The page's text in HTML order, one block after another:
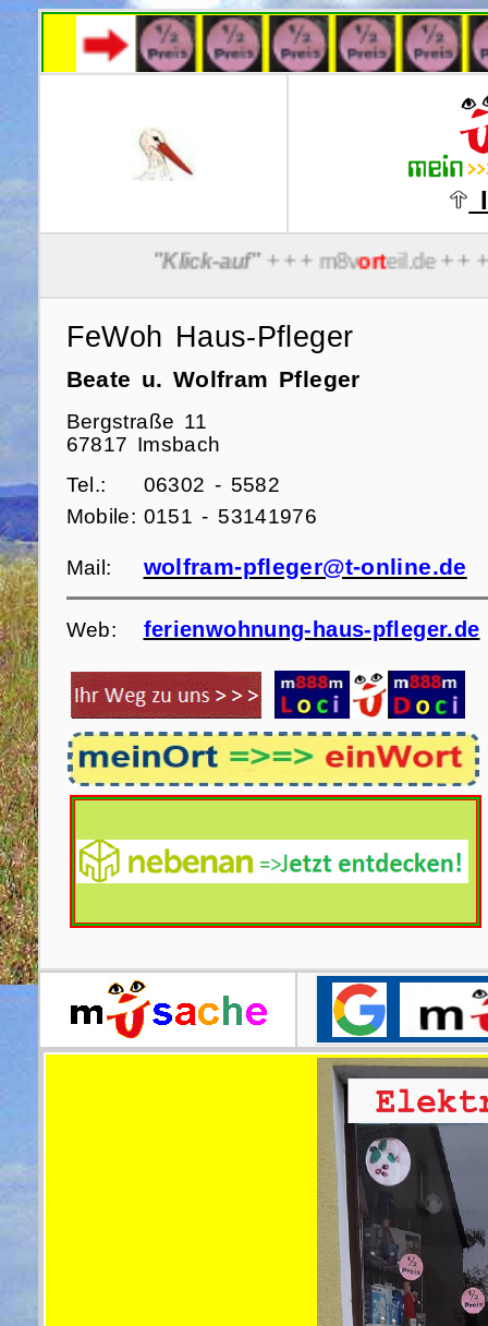
FeWoh Haus-Pfleger
Beate u. Wolfram Pfleger
Bergstraße 11
67817 Imsbach
Tel.:
06302 - 5582
Mobile: 0151 - 53141976
Mail: wolfram-pfleger@t-online.de
Web: ferienwohnung-haus-pfleger.de